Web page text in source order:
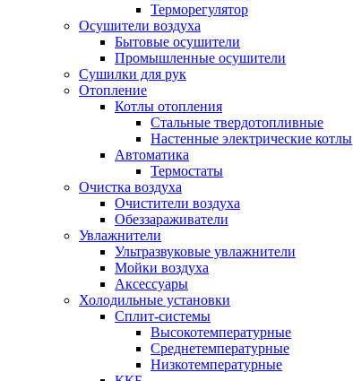
Терморегулятор
Осушители воздуха
Бытовые осушители
Промышленные осушители
Сушилки для рук
Отопление
Котлы отопления
Стальные твердотопливные
Настенные электрические котлы
Автоматика
Термостаты
Очистка воздуха
Очистители воздуха
Обеззараживатели
Увлажнители
Ультразвуковые увлажнители
Мойки воздуха
Аксессуары
Холодильные установки
Сплит-системы
Высокотемпературные
Среднетемпературные
Низкотемпературные